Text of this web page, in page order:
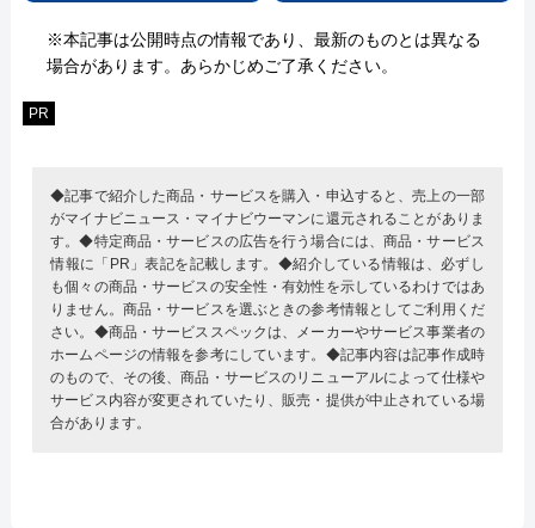
※本記事は公開時点の情報であり、最新のものとは異なる
場合があります。あらかじめご了承ください。
PR
◆記事で紹介した商品・サービスを購入・申込すると、売上の一部
がマイナビニュース・マイナビウーマンに還元されることがありま
す。◆特定商品・サービスの広告を行う場合には、商品・サービス
情報に「PR」表記を記載します。◆紹介している情報は、必ずし
も個々の商品・サービスの安全性・有効性を示しているわけではあ
りません。商品・サービスを選ぶときの参考情報としてご利用くだ
さい。◆商品・サービススペックは、メーカーやサービス事業者の
ホームページの情報を参考にしています。◆記事内容は記事作成時
のもので、その後、商品・サービスのリニューアルによって仕様や
サービス内容が変更されていたり、販売・提供が中止されている場
合があります。